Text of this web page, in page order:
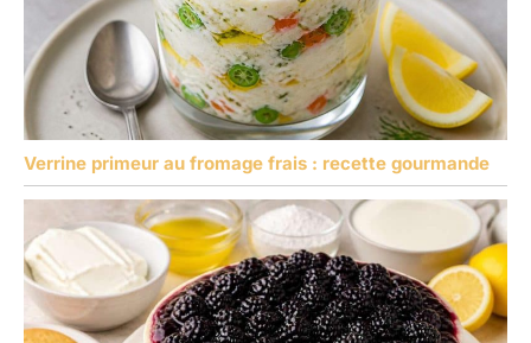
Verrine primeur au fromage frais : recette gourmande